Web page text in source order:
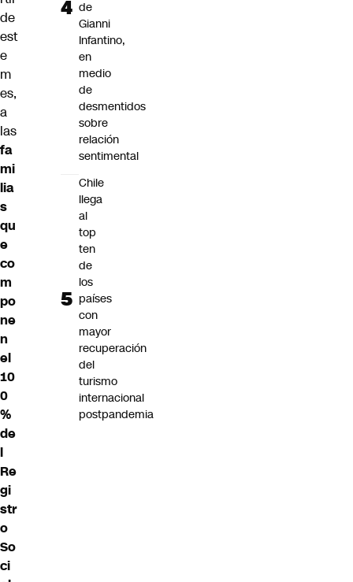
de
est
e
m
es,
a
las
fa
mi
lia
s
qu
e
co
m
po
ne
n
el
10
0
%
de
l
Re
gi
str
o
So
ci
de
Gianni
Infantino,
en
medio
de
desmentidos
sobre
relación
sentimental
Chile
llega
al
top
ten
de
los
países
con
mayor
recuperación
del
turismo
internacional
postpandemia